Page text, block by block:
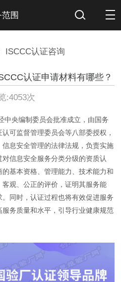
围
ISCCC认证咨询
认证申请材料有哪些？
次
央编制委员会批准成立，由国务
可监督管理委员会等八部委授权，
息安全管理的法律法规，负责实施
信息安全服务分类分级的资质认
基本资格、管理能力、技术能力和
观、公正的评价，证明其服务能
同时，认证过程也将有效促进服务
务质量和水平，引导行业健康规范